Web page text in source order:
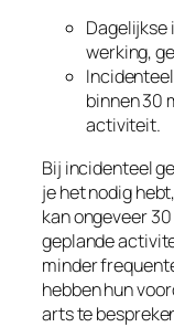
Dagelijkse
werking,
binnen 30
activiteit.
Bij incidenteel
je het nodig
kan ongeveer
geplande
minder
hebben hun
arts te